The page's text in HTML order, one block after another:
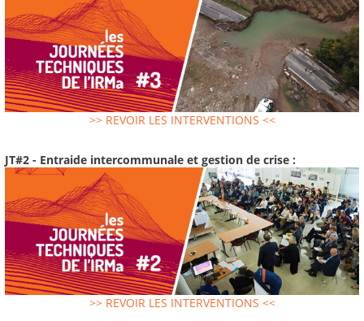
>> REVOIR LES INTERVENTIONS <<
JT#2 - Entraide intercommunale et gestion de crise :
>> REVOIR LES INTERVENTIONS <<